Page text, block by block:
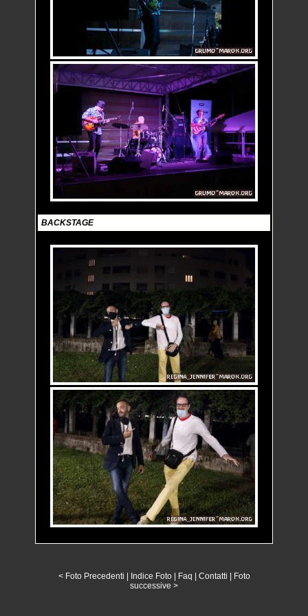
BACKSTAGE
< Foto Precedenti Indice Foto| Faq Contatti
Foto
successive >